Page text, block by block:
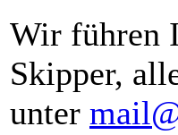
Wir führen
Skipper,
unter